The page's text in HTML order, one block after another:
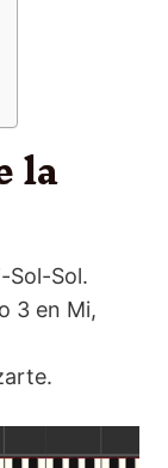
la
Sol-Sol.
3 en Mi,